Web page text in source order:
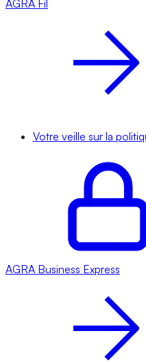
AGRA Fil
Votre veille sur la
AGRA Business Express